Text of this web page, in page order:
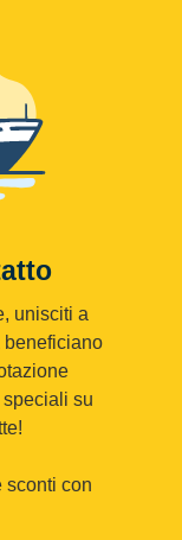
unisciti a
beneficiano
su
sconti con